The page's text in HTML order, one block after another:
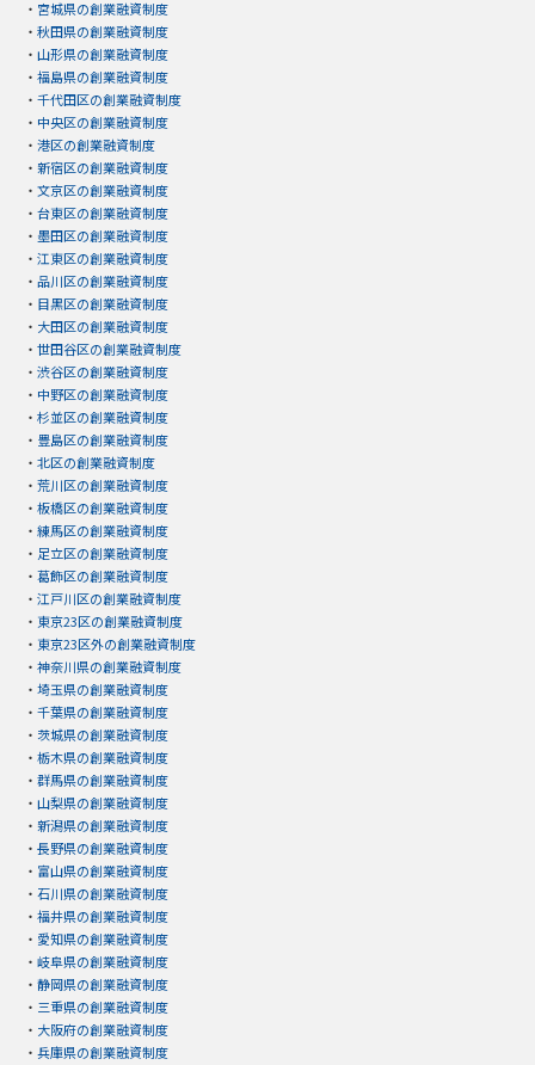
・ 宮城県の創業融資制度
・ 秋田県の創業融資制度
・ 山形県の創業融資制度
・ 福島県の創業融資制度
・ 千代田区の創業融資制度
・ 中央区の創業融資制度
・ 港区の創業融資制度
・ 新宿区の創業融資制度
・ 文京区の創業融資制度
・ 台東区の創業融資制度
・ 墨田区の創業融資制度
・ 江東区の創業融資制度
・ 品川区の創業融資制度
・ 目黒区の創業融資制度
・ 大田区の創業融資制度
・ 世田谷区の創業融資制度
・ 渋谷区の創業融資制度
・ 中野区の創業融資制度
・ 杉並区の創業融資制度
・ 豊島区の創業融資制度
・ 北区の創業融資制度
・ 荒川区の創業融資制度
・ 板橋区の創業融資制度
・ 練馬区の創業融資制度
・ 足立区の創業融資制度
・ 葛飾区の創業融資制度
・ 江戸川区の創業融資制度
・ 東京23区の創業融資制度
・ 東京23区外の創業融資制度
・ 神奈川県の創業融資制度
・ 埼玉県の創業融資制度
・ 千葉県の創業融資制度
・ 茨城県の創業融資制度
・ 栃木県の創業融資制度
・ 群馬県の創業融資制度
・ 山梨県の創業融資制度
・ 新潟県の創業融資制度
・ 長野県の創業融資制度
・ 富山県の創業融資制度
・ 石川県の創業融資制度
・ 福井県の創業融資制度
・ 愛知県の創業融資制度
・ 岐阜県の創業融資制度
・ 静岡県の創業融資制度
・ 三重県の創業融資制度
・ 大阪府の創業融資制度
・ 兵庫県の創業融資制度